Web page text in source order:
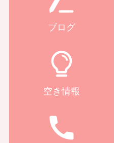
ブログ
空き情報